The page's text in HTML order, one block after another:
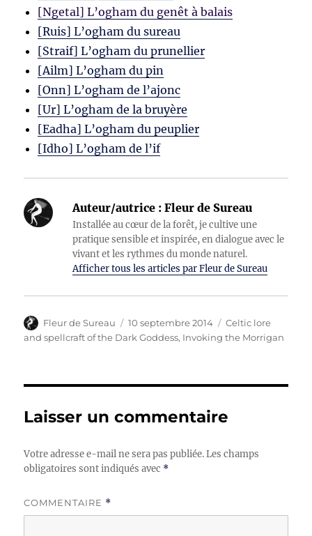
[Ngetal] L’ogham du genêt à balais
[Ruis] L’ogham du sureau
[Straif] L’ogham du prunellier
[Ailm] L’ogham du pin
[Onn] L’ogham de l’ajonc
[Ur] L’ogham de la bruyère
[Eadha] L’ogham du peuplier
[Idho] L’ogham de l’if
Auteur/autrice : Fleur de Sureau
Installée au cœur de la forêt, je cultive une
pratique sensible et inspirée, en dialogue avec le
vivant et les rythmes du monde naturel.
Afficher tous les articles par Fleur de Sureau
Auteur
Fleur de Sureau
Publié
le
10 septembre 2014 Catégories
Celtic lore
and spellcraft of the Dark Goddess, Invoking the Morrigan
Laisser un commentaire
Votre adresse e-mail ne sera pas publiée. Les champs
obligatoires sont indiqués avec *
COMMENTAIRE *